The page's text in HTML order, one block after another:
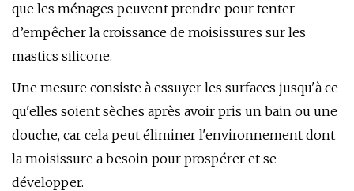
que les ménages peuvent prendre pour tenter
d’empêcher la croissance de moisissures sur les
mastics silicone.
Une mesure consiste à essuyer les surfaces jusqu'à ce
qu'elles soient sèches après avoir pris un bain ou une
douche, car cela peut éliminer l'environnement dont
la moisissure a besoin pour prospérer et se
développer.